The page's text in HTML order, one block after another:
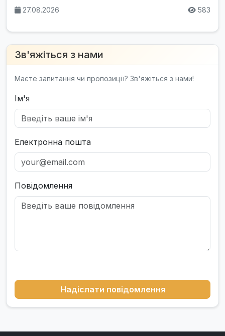
27.08.2026 583
Зв'яжіться з нами
Маєте запитання чи пропозиції? Зв'яжіться з нами!
Ім'я
Електронна пошта
Повідомлення
Надіслати повідомлення